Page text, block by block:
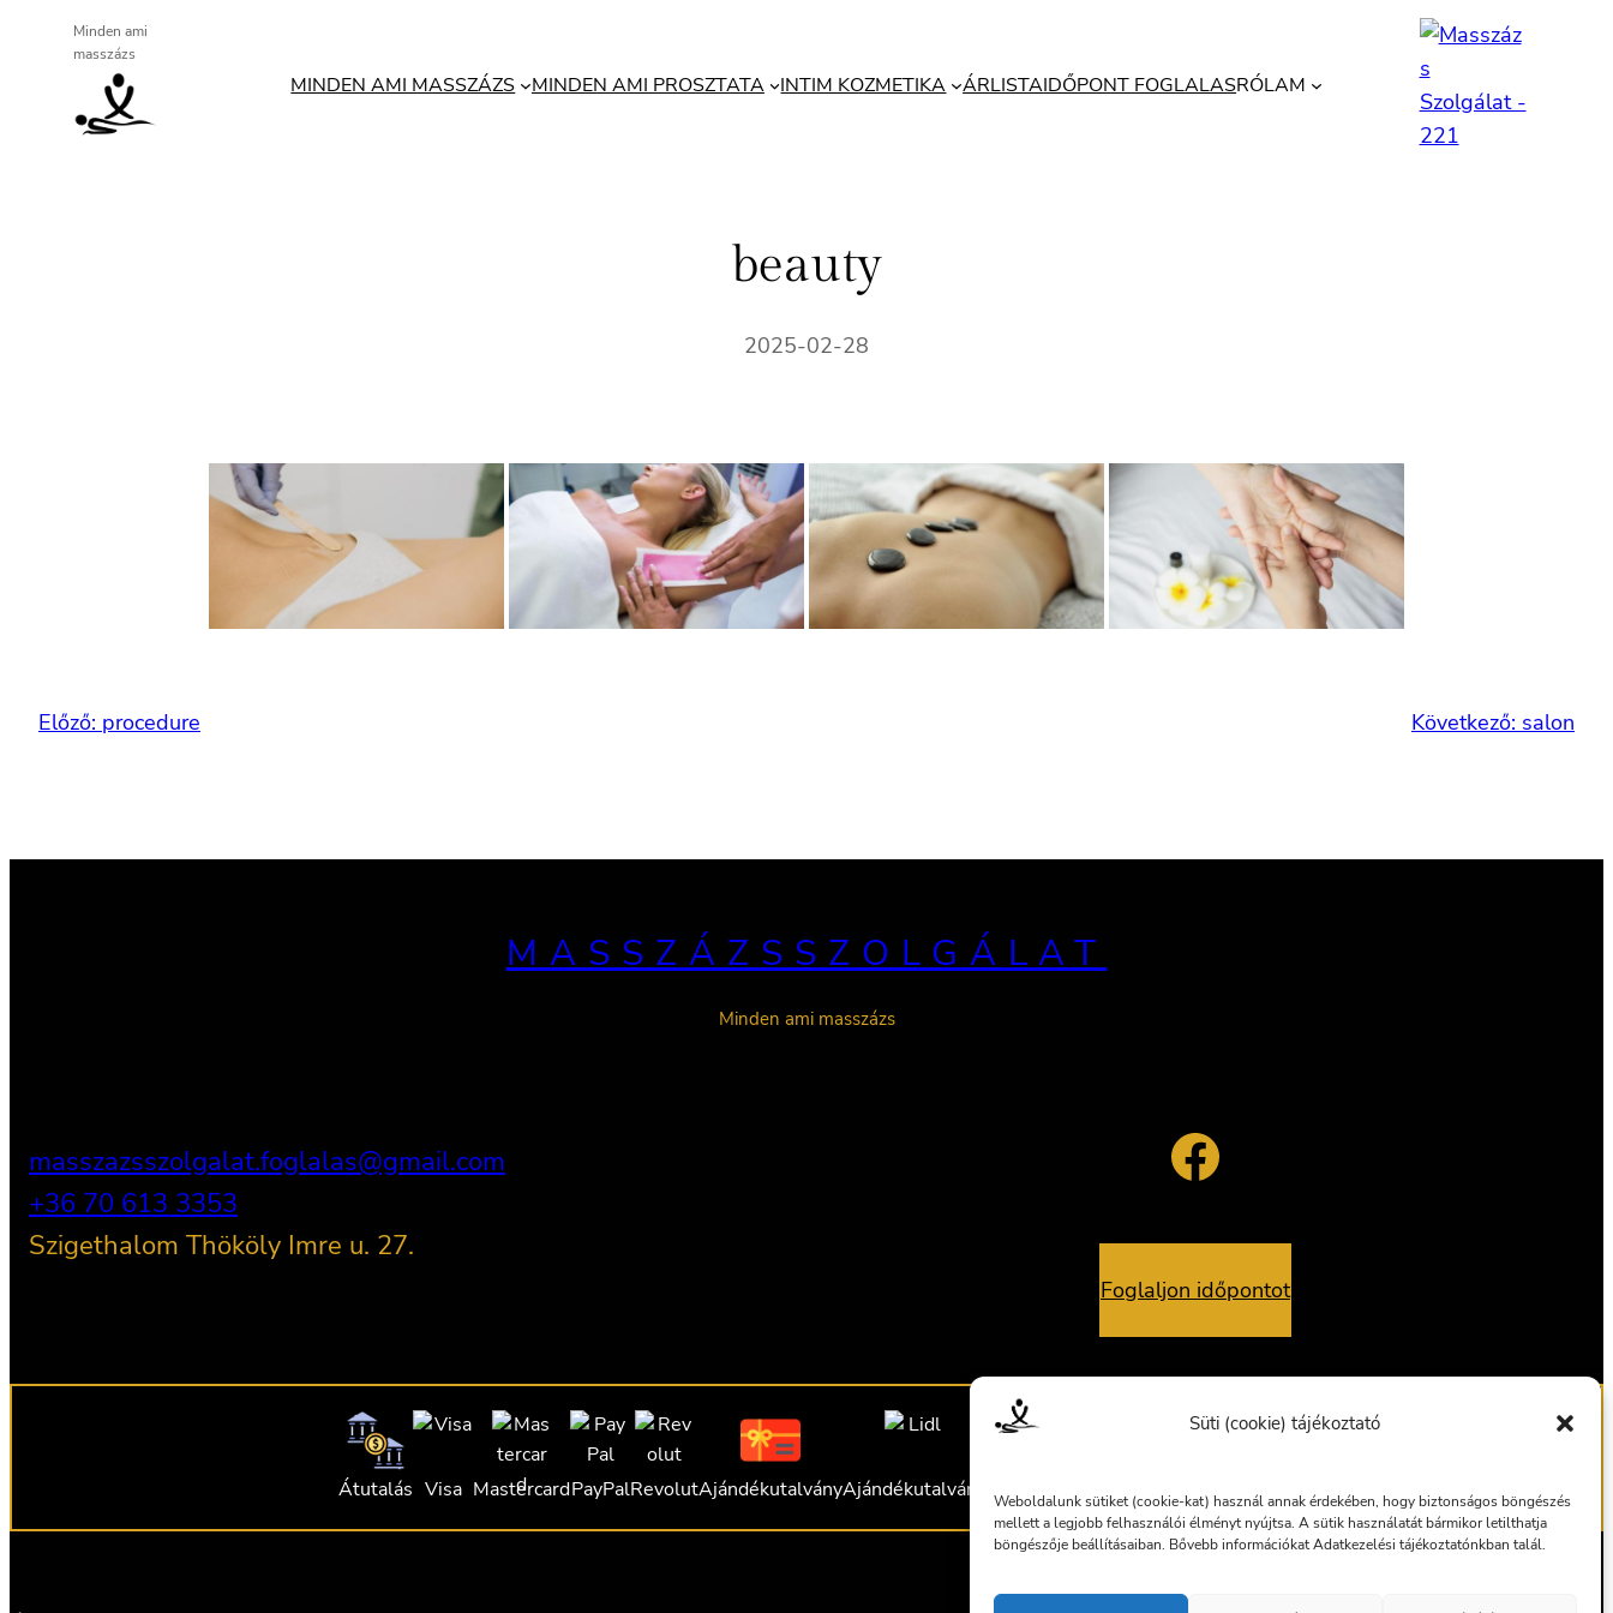
Süti (cookie) tájékoztató
Weboldalunk sütiket (cookie-kat) használ annak érdekében, hogy biztonságos böngészés
mellett a legjobb felhasználói élményt nyújtsa. A sütik használatát bármikor letilthatja
böngészője beállításaiban. Bővebb információkat Adatkezelési tájékoztatónkban talál.
tartalomhoz
Minden ami
masszázs
MINDEN AMI MASSZÁZS MINDEN AMI PROSZTATA INTIM KOZMETIKA ÁRLISTAIDŐPONT FOGLALASRÓLAM
beauty
2025-02-28
Előző: procedure Következő: salon
MASSZÁZSSZOLGÁLAT
Minden ami masszázs
masszazsszolgalat.foglalas@gmail.com
+36 70 613 3353
Szigethalom Thököly Imre u. 27.
Facebook
Foglaljon időpontot
Átutalás Visa MastercardPayPalRevolutAjándékutalványAjándékutalvány Ajándékutalvány Ajándékutalvány